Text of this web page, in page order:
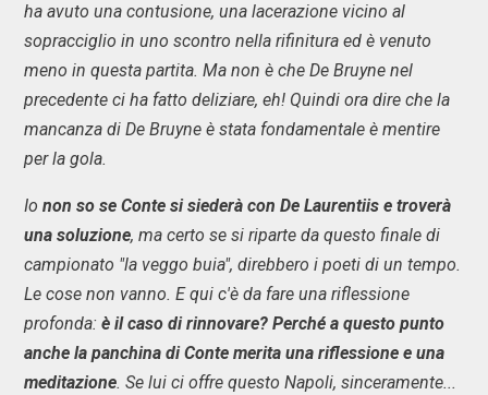
ha avuto una contusione, una lacerazione vicino al
sopracciglio in uno scontro nella rifinitura ed è venuto
meno in questa partita. Ma non è che De Bruyne nel
precedente ci ha fatto deliziare, eh! Quindi ora dire che la
mancanza di De Bruyne è stata fondamentale è mentire
per la gola.
Io non so se Conte si siederà con De Laurentiis e troverà
una soluzione, ma certo se si riparte da questo finale di
campionato "la veggo buia", direbbero i poeti di un tempo.
Le cose non vanno. E qui c'è da fare una riflessione
profonda: è il caso di rinnovare? Perché a questo punto
anche la panchina di Conte merita una riflessione e una
meditazione. Se lui ci offre questo Napoli, sinceramente...